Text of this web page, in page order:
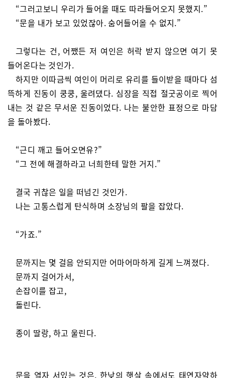
“그러고보니 우리가 들어올 때도 따라들어오지 못했지.”
“문을 내가 보고 있었잖아. 숨어들어올 수 없지.”
그렇다는 건, 어쨌든 저 여인은 허락 받지 않으면 여기 못
들어온다는 것인가.
하지만 이따금씩 여인이 머리로 유리를 들이받을 때마다 섬
뜩하게 진동이 쿵쿵, 울려댔다. 심장을 직접 절굿공이로 찍어
내는 것 같은 무서운 진동이었다. 나는 불안한 표정으로 마담
을 돌아봤다.
“근디 깨고 들어오면유?”
“그 전에 해결하라고 너희한테 말한 거지.”
결국 귀찮은 일을 떠넘긴 것인가.
나는 고통스럽게 탄식하며 소장님의 팔을 잡았다.
“가죠.”
문까지는 몇 걸음 안되지만 어마어마하게 길게 느껴졌다.
문까지 걸어가서,
손잡이를 잡고,
돌린다.
종이 딸랑, 하고 울린다.
문을 열자 서있는 것은, 한낮의 햇살 속에서도 태연자약하